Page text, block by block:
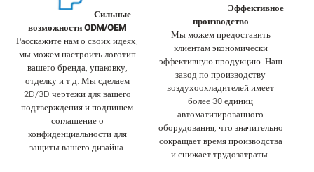
Сильные
возможности ODM/OEM
Расскажите нам о своих идеях,
мы можем настроить логотип
вашего бренда, упаковку,
отделку и т.д. Мы сделаем
2D/3D чертежи для вашего
подтверждения и подпишем
соглашение о
конфиденциальности для
защиты вашего дизайна.
Эффективное
производство
Мы можем предоставить
клиентам экономически
эффективную продукцию. Наш
завод по производству
воздухоохладителей имеет
более 30 единиц
автоматизированного
оборудования, что значительно
сокращает время производства
и снижает трудозатраты.